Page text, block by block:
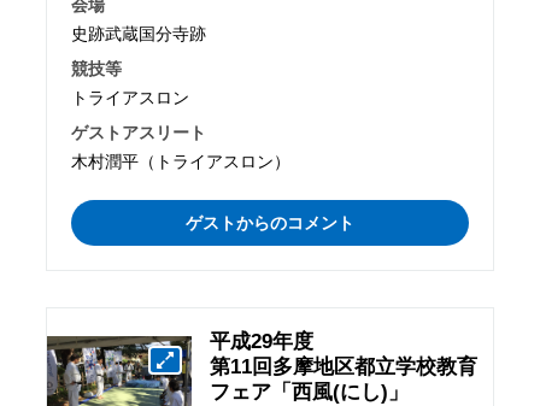
会場
史跡武蔵国分寺跡
競技等
トライアスロン
ゲストアスリート
木村潤平（トライアスロン）
ゲストからのコメント
平成29年度
第11回多摩地区都立学校教育
フェア「西風(にし)」